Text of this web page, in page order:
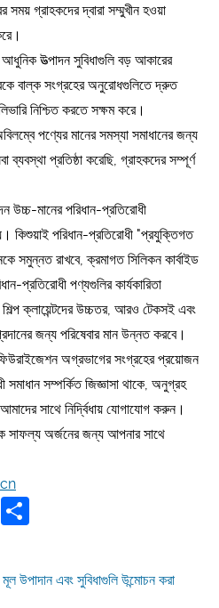
সময় গ্রাহকদের দ্বারা সম্মুখীন হওয়া
উত্পাদন সুবিধাগুলি বড় আকারের
বাল্ক সংগ্রহের অনুরোধগুলিতে দ্রুত
নিশ্চিত করতে সক্ষম করে।
পণ্যের মানের সমস্যা সমাধানের জন্য
ব্যবস্থা প্রতিষ্ঠা করেছি, গ্রাহকদের সম্পূর্ণ
উচ্চ-মানের পরিধান-প্রতিরোধী
কিশুয়াই পরিধান-প্রতিরোধী "প্রযুক্তিগত
সমুন্নত রাখবে, ক্রমাগত সিলিকন কার্বাইড
প্রতিরোধী পণ্যগুলির কার্যকারিতা
শিল্প ক্লায়েন্টদের উচ্চতর, আরও টেকসই এবং
জন্য পরিষেবার মান উন্নত করবে।
অগ্রভাগের সংগ্রহের প্রয়োজন
সমাধান সম্পর্কিত জিজ্ঞাসা থাকে, অনুগ্রহ
সাথে নির্দ্বিধায় যোগাযোগ করুন।
সাফল্য অর্জনের জন্য আপনার সাথে
LinkedIn
উপাদান এবং সুবিধাগুলি উন্মোচন করা